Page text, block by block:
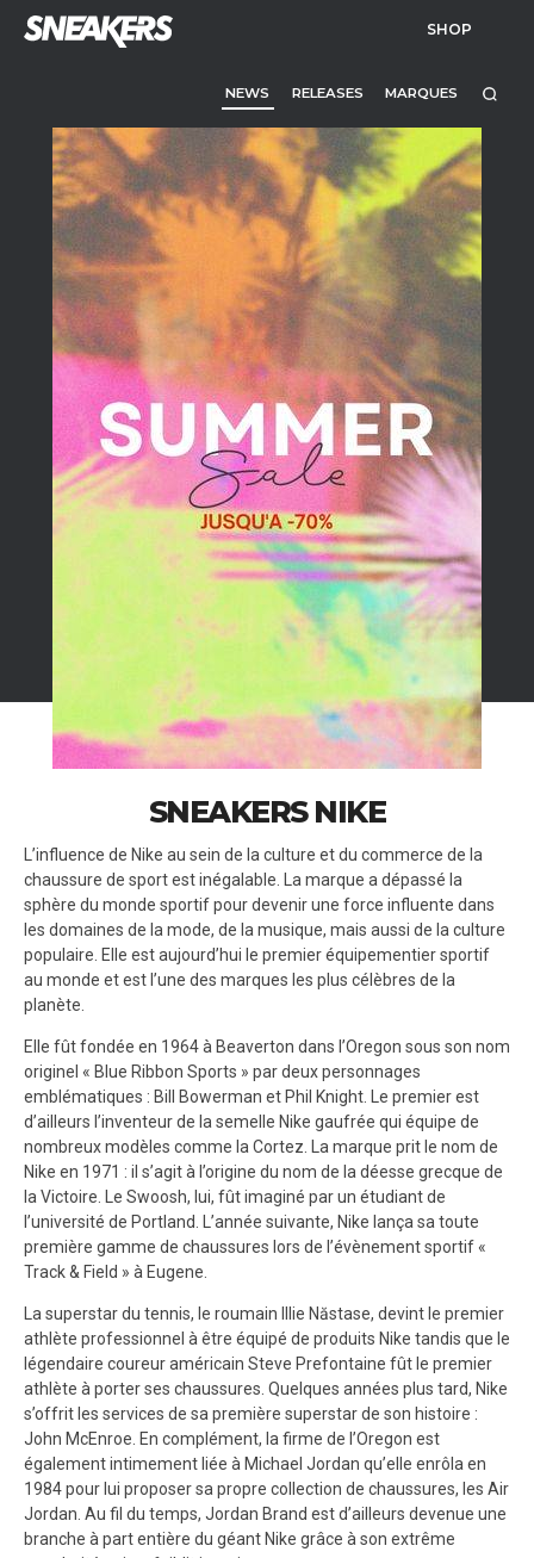
SHOP
NEWS RELEASES MARQUES
SNEAKERS NIKE
L’influence de Nike au sein de la culture et du commerce de la
chaussure de sport est inégalable. La marque a dépassé la
sphère du monde sportif pour devenir une force influente dans
les domaines de la mode, de la musique, mais aussi de la culture
populaire. Elle est aujourd’hui le premier équipementier sportif
au monde et est l’une des marques les plus célèbres de la
planète.
Elle fût fondée en 1964 à Beaverton dans l’Oregon sous son nom
originel « Blue Ribbon Sports » par deux personnages
emblématiques : Bill Bowerman et Phil Knight. Le premier est
d’ailleurs l’inventeur de la semelle Nike gaufrée qui équipe de
nombreux modèles comme la Cortez. La marque prit le nom de
Nike en 1971 : il s’agit à l’origine du nom de la déesse grecque de
la Victoire. Le Swoosh, lui, fût imaginé par un étudiant de
l’université de Portland. L’année suivante, Nike lança sa toute
première gamme de chaussures lors de l’évènement sportif «
Track & Field » à Eugene.
La superstar du tennis, le roumain Illie Năstase, devint le premier
athlète professionnel à être équipé de produits Nike tandis que le
légendaire coureur américain Steve Prefontaine fût le premier
athlète à porter ses chaussures. Quelques années plus tard, Nike
s’offrit les services de sa première superstar de son histoire :
John McEnroe. En complément, la firme de l’Oregon est
également intimement liée à Michael Jordan qu’elle enrôla en
1984 pour lui proposer sa propre collection de chaussures, les Air
Jordan. Au fil du temps, Jordan Brand est d’ailleurs devenue une
branche à part entière du géant Nike grâce à son extrême